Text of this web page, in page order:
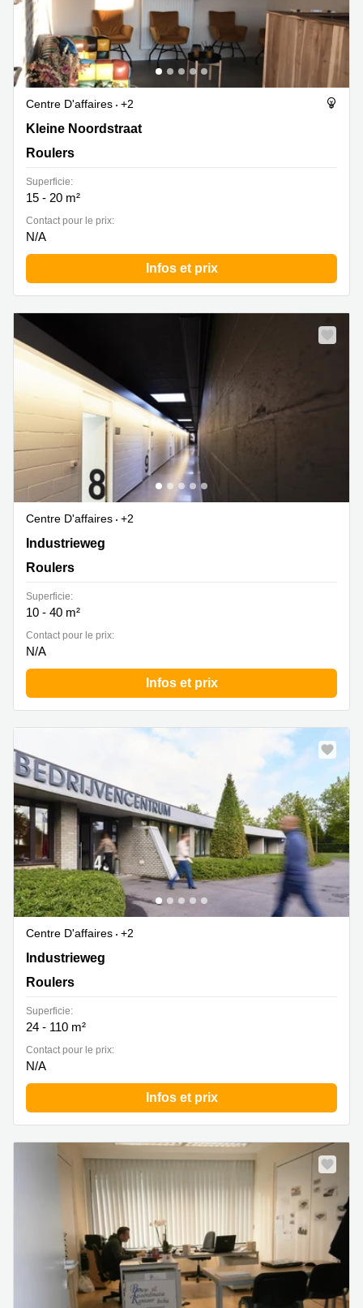
Centre D'affaires
+2
Kleine Noordstraat 70, Roulers
Kleine Noordstraat
Roulers
Superficie:
15 - 20 m²
Contact pour le prix:
N/A
Infos et prix
Centre D'affaires
+2
Industrieweg 45, Roulers
Industrieweg
Roulers
Superficie:
10 - 40 m²
Contact pour le prix:
N/A
Infos et prix
Centre D'affaires
+2
Industrieweg 45, Roeselare (Beveren-Noord), Roulers
Industrieweg
Roulers
Superficie:
24 - 110 m²
Contact pour le prix:
N/A
Infos et prix